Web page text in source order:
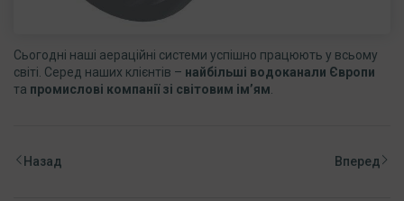
Сьогодні наші аераційні системи успішно працюють у всьому
світі. Серед наших клієнтів – найбільші водоканали Європи
та промислові компанії зі світовим ім’ям
Назад Вперед